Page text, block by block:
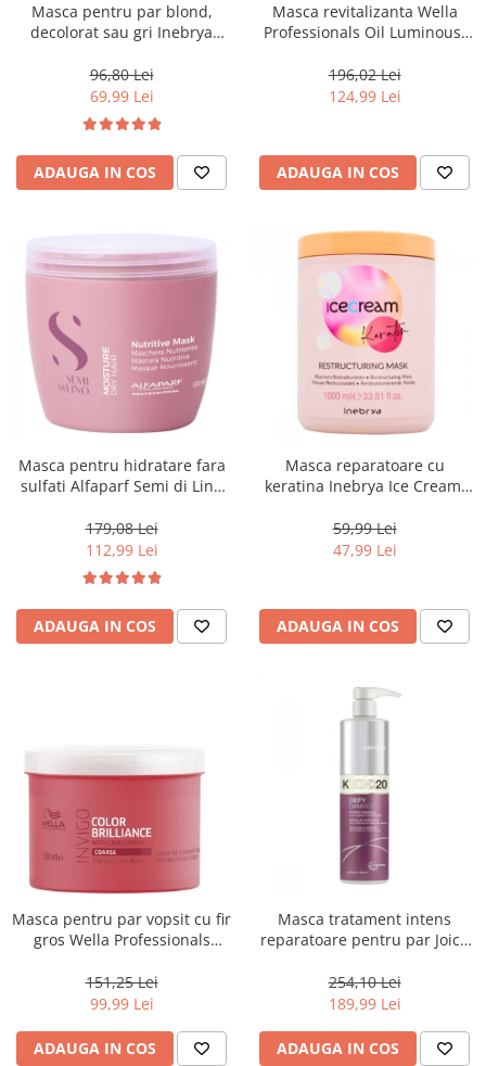
Masca pentru par blond,
decolorat sau gri Inebrya
96,80 Lei
69,99 Lei
ADAUGA IN COS
Masca revitalizanta Wella
Professionals Oil Luminous,
196,02 Lei
124,99 Lei
ADAUGA IN COS
Masca pentru hidratare fara
sulfati Alfaparf Semi di Lino
ml
179,08 Lei
112,99 Lei
ADAUGA IN COS
Masca reparatoare cu
keratina Inebrya Ice Cream,
59,99 Lei
47,99 Lei
ADAUGA IN COS
Masca pentru par vopsit cu fir
gros Wella Professionals
151,25 Lei
99,99 Lei
ADAUGA IN COS
Masca tratament intens
reparatoare pentru par Joico
Mask, 500 ml
254,10 Lei
189,99 Lei
ADAUGA IN COS